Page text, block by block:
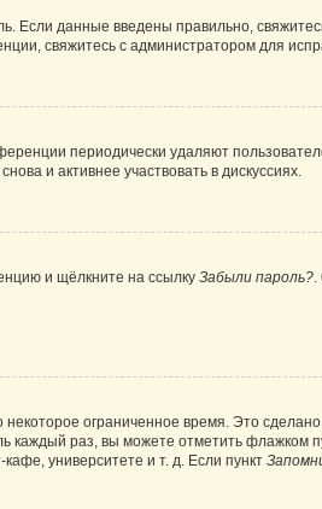
Если данные введены правильно,
свяжитесь с администратором для
периодически удаляют
и активнее участвовать в дискуссиях.
и щёлкните на ссылку Забыли пароль?.
ограниченное время. Это сделано
каждый раз, вы можете отметить флажком
университете и т. д. Если пункт